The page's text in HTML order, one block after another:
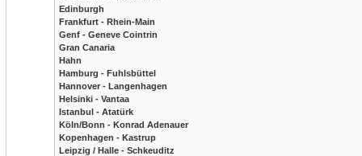
Edinburgh
Frankfurt - Rhein-Main
Genf - Geneve Cointrin
Gran Canaria
Hahn
Hamburg - Fuhlsbüttel
Hannover - Langenhagen
Helsinki - Vantaa
Istanbul - Atatürk
Köln/Bonn - Konrad Adenauer
Kopenhagen - Kastrup
Leipzig / Halle - Schkeuditz